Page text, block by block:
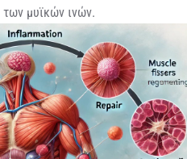
των μυϊκών ινών.